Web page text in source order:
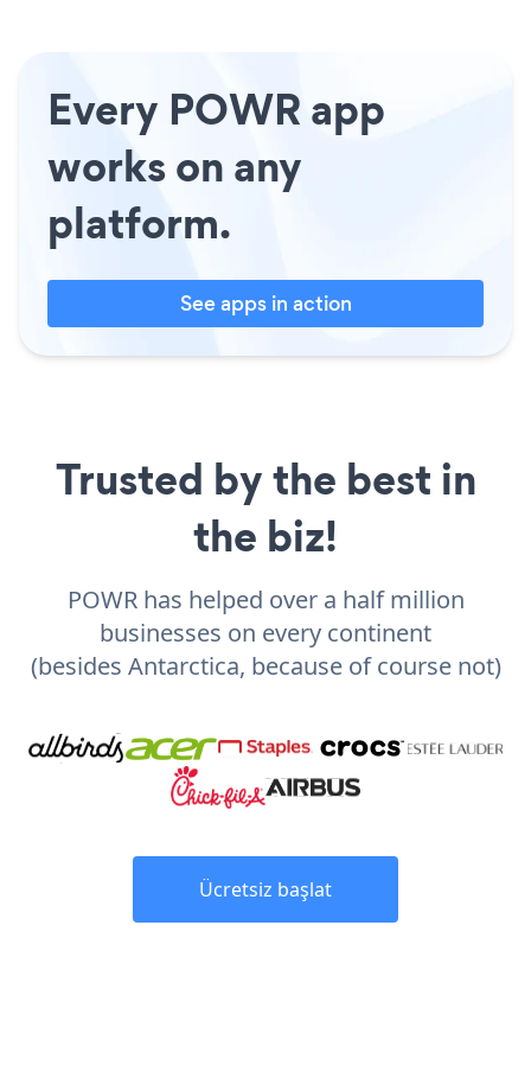
Every POWR app
works on any
platform.
See apps in action
Trusted by the best in
the biz!
POWR has helped over a half million
businesses on every continent
(besides Antarctica, because of course not)
Ücretsiz başlat